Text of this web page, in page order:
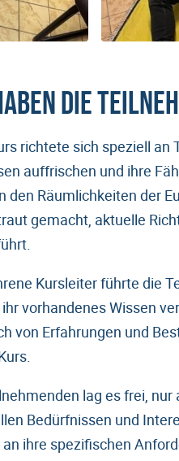
die
richtete sich speziell
auffrischen und ihre
den Räumlichkeiten der
gemacht, aktuelle
Kursleiter führte die
vorhandenes Wissen
von Erfahrungen und
lag es frei,
Bedürfnissen und
an ihre spezifischen